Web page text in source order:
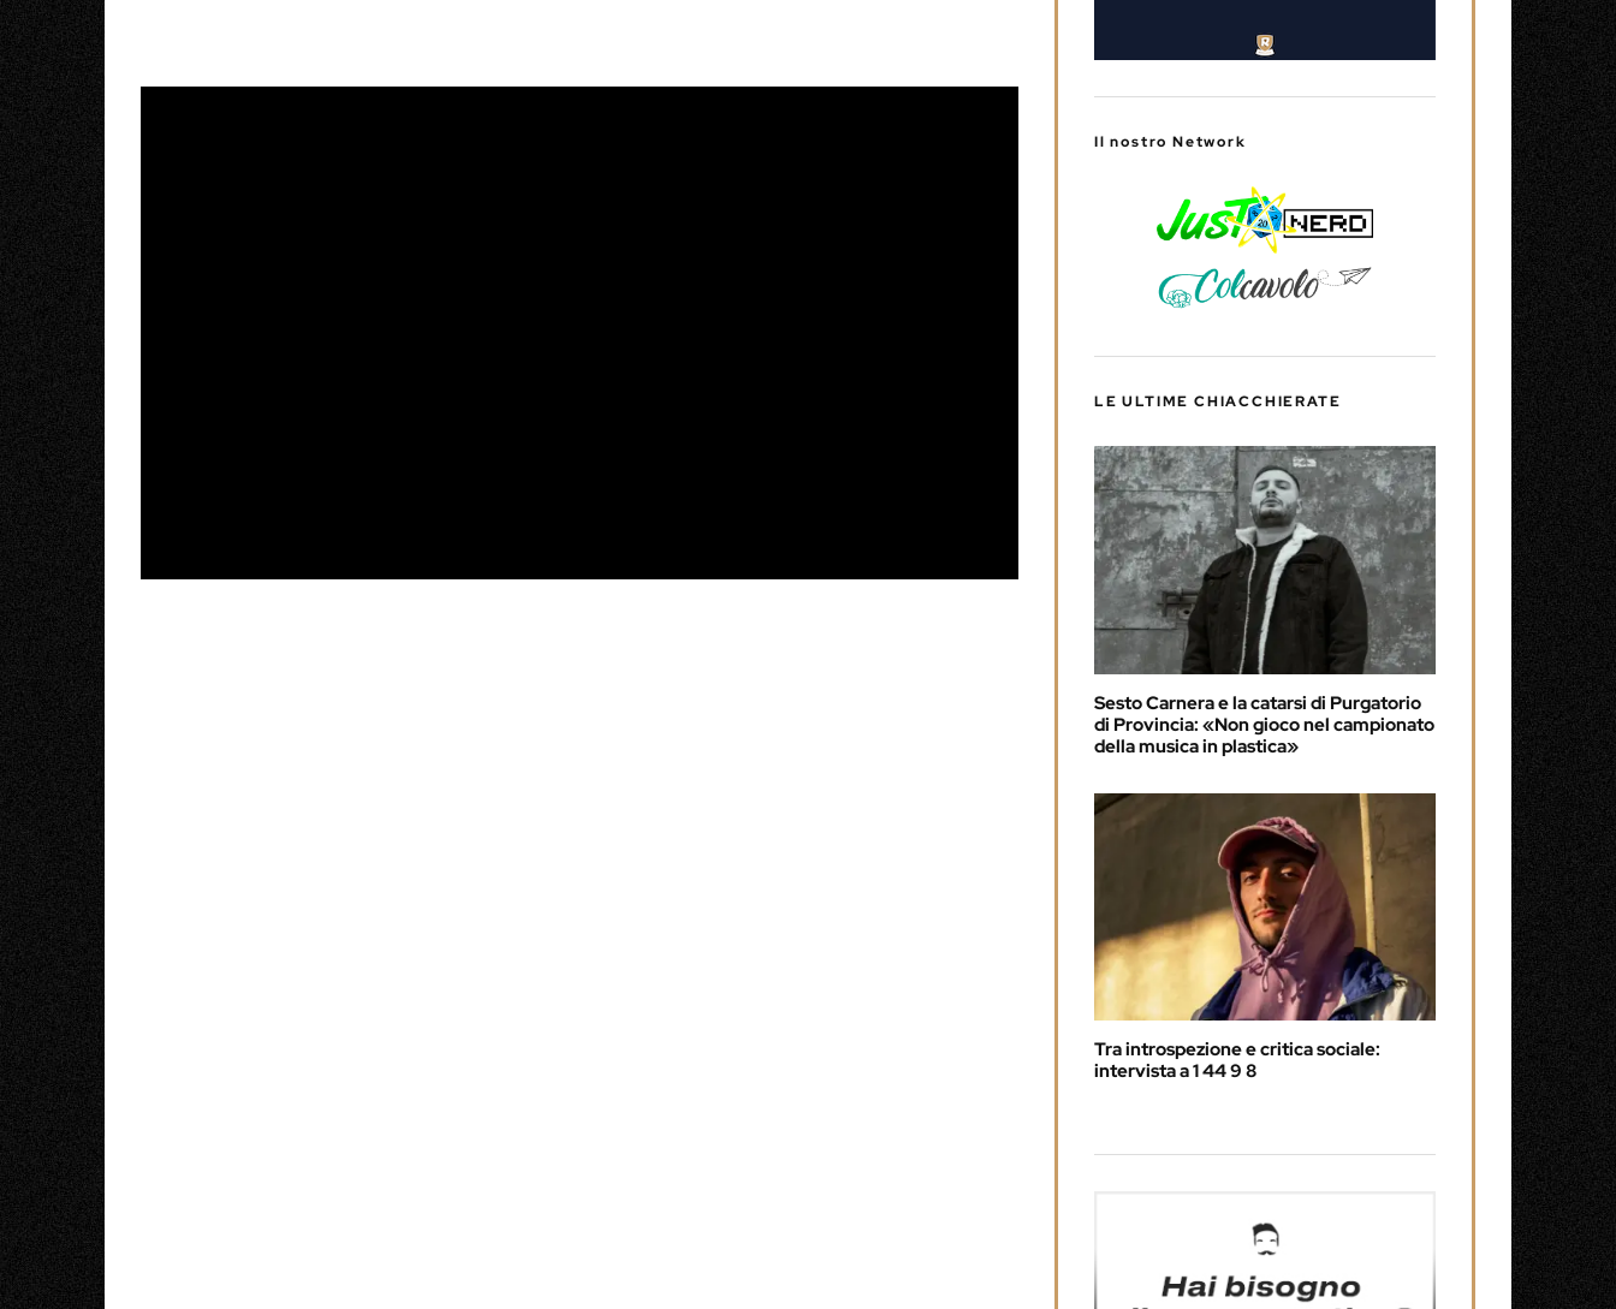
Il nostro Network
LE ULTIME CHIACCHIERATE
Sesto Carnera e la catarsi di Purgatorio
di Provincia: «Non gioco nel campionato
della musica in plastica»
Tra introspezione e critica sociale:
intervista a 1 44 9 8